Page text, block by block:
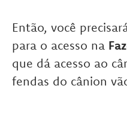
Então, você
para o acesso na
que dá acesso ao
fendas do cânion